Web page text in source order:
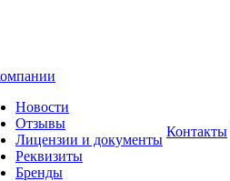
Новости
Отзывы
Лицензии и документы
Реквизиты
Бренды
Контакты